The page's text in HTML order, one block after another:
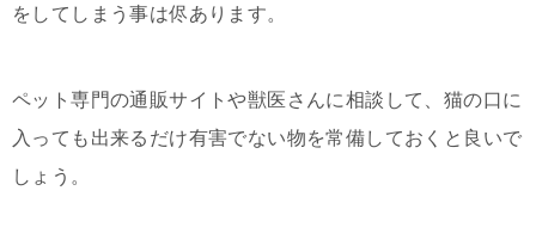
をしてしまう事は侭あります。
ペット専門の通販サイトや獣医さんに相談して、猫の口に
入っても出来るだけ有害でない物を常備しておくと良いで
しょう。